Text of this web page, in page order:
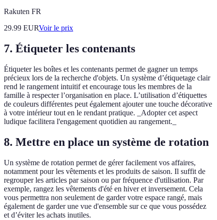
Rakuten FR
29.99 EURVoir le prix
7. Étiqueter les contenants
Étiqueter les boîtes et les contenants permet de gagner un temps
précieux lors de la recherche d'objets. Un système d’étiquetage clair
rend le rangement intuitif et encourage tous les membres de la
famille à respecter l’organisation en place. L’utilisation d’étiquettes
de couleurs différentes peut également ajouter une touche décorative
à votre intérieur tout en le rendant pratique. _Adopter cet aspect
ludique facilitera l'engagement quotidien au rangement._
8. Mettre en place un système de rotation
Un système de rotation permet de gérer facilement vos affaires,
notamment pour les vêtements et les produits de saison. Il suffit de
regrouper les articles par saison ou par fréquence d'utilisation. Par
exemple, rangez les vêtements d'été en hiver et inversement. Cela
vous permettra non seulement de garder votre espace rangé, mais
également de garder une vue d'ensemble sur ce que vous possédez
et d’éviter les achats inutiles.